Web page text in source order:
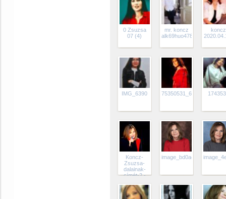
0 Zsuzsa
07 (4)
mr. koncz
alk69huo4789hol
koncz
IMG_6390
Koncz-
Zsuzsa-
dalainak-
címét-2.-